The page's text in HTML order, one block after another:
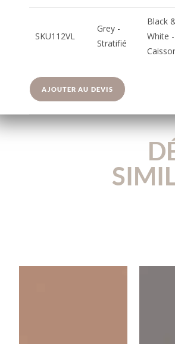
SKU112VL
Grey -
Stratifié
Black
White -
AJOUTER AU DEVIS